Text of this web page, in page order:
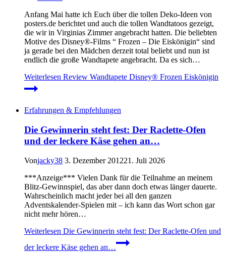
Anfang Mai hatte ich Euch über die tollen Deko-Ideen von
posters.de berichtet und auch die tollen Wandtatoos gezeigt,
die wir in Virginias Zimmer angebracht hatten. Die beliebten
Motive des Disney®-Films “ Frozen – Die Eiskönigin“ sind
ja gerade bei den Mädchen derzeit total beliebt und nun ist
endlich die große Wandtapete angebracht. Da es sich…
Weiterlesen Review Wandtapete Disney® Frozen Eiskönigin
Erfahrungen & Empfehlungen
Die Gewinnerin steht fest: Der Raclette-Ofen
und der leckere Käse gehen an…
Vonjacky38 3. Dezember 201221. Juli 2026
***Anzeige*** Vielen Dank für die Teilnahme an meinem
Blitz-Gewinnspiel, das aber dann doch etwas länger dauerte.
Wahrscheinlich macht jeder bei all den ganzen
Adventskalender-Spielen mit – ich kann das Wort schon gar
nicht mehr hören…
Weiterlesen Die Gewinnerin steht fest: Der Raclette-Ofen und
der leckere Käse gehen an…